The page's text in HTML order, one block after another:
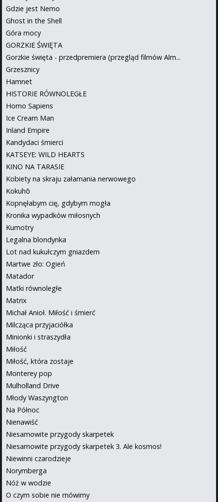
Gdzie jest Nemo
Ghost in the Shell
Góra mocy
GORZKIE ŚWIĘTA
Gorzkie święta - przedpremiera (przegląd filmów Alm...
Grzesznicy
Hamnet
HISTORIE RÓWNOLEGŁE
Homo Sapiens
Ice Cream Man
Inland Empire
Kandydaci śmierci
KATSEYE: WILD HEARTS
KINO NA TARASIE
Kobiety na skraju załamania nerwowego
Kokuhō
Kopnęłabym cię, gdybym mogła
Kronika wypadków miłosnych
Kumotry
Legalna blondynka
Lot nad kukułczym gniazdem
Martwe zło: Ogień
Matador
Matki równoległe
Matrix
Michał Anioł. Miłość i śmierć
Milcząca przyjaciółka
Minionki i straszydła
Miłość
Miłość, która zostaje
Monterey pop
Mulholland Drive
Młody Waszyngton
Na Północ
Nienawiść
Niesamowite przygody skarpetek
Niesamowite przygody skarpetek 3. Ale kosmos!
Niewinni czarodzieje
Norymberga
Nóż w wodzie
O czym sobie nie mówimy